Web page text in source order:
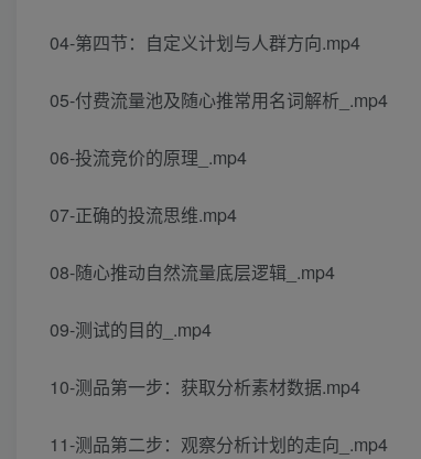
04-第四节：自定义计划与人群方向.mp4
05-付费流量池及随心推常用名词解析_.mp4
06-投流竞价的原理_.mp4
07-正确的投流思维.mp4
08-随心推动自然流量底层逻辑_.mp4
09-测试的目的_.mp4
10-测品第一步：获取分析素材数据.mp4
11-测品第二步：观察分析计划的走向_.mp4